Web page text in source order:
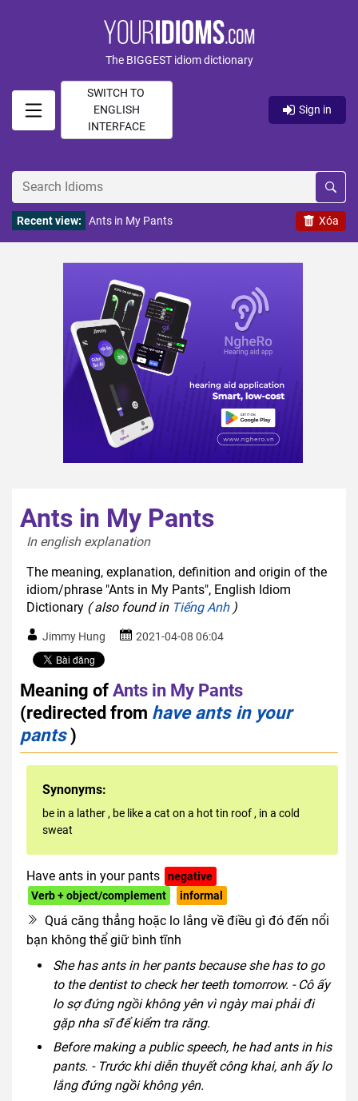
The BIGGEST idiom dictionary
SWITCH TO
ENGLISH
INTERFACE
Sign in
Xóa
Recent view: Ants in My Pants
Ants in My Pants
In english explanation
The meaning, explanation, definition and origin of the
idiom/phrase "Ants in My Pants", English Idiom
Dictionary ( also found in Tiếng Anh)
Jimmy Hung 2021-04-08 06:04
Meaning ofAnts in My Pants
(redirected from have ants in your
pants)
Synonyms:
be in a lather , be like a cat on a hot tin roof , in a cold
sweat
Have ants in your pants
negative
Verb + object/complement
informal
Quá căng thẳng hoặc lo lắng về điều gì đó đến nổi
bạn không thể giữ bình tĩnh
She has ants in her pants because she has to go
to the dentist to check her teeth tomorrow. - Cô ấy
lo sợ đứng ngồi không yên vì ngày mai phải đi
gặp nha sĩ để kiểm tra răng.
Before making a public speech, he had ants in his
pants. - Trước khi diễn thuyết công khai, anh ấy lo
lắng đứng ngồi không yên.